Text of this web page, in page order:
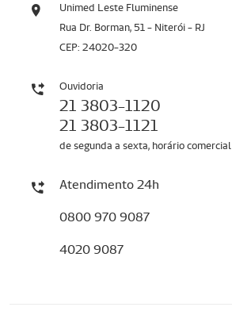
Unimed Leste Fluminense
Rua Dr. Borman, 51 - Niterói - RJ
CEP: 24020-320
Ouvidoria
21 3803-1120
21 3803-1121
de segunda a sexta, horário comercial
Atendimento 24h
0800 970 9087
4020 9087